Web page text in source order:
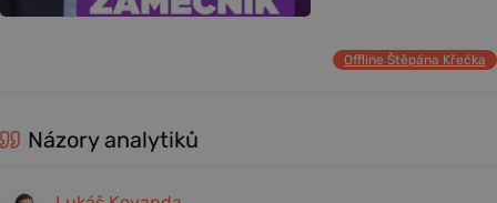
Offline Štěpána Křečka
Názory analytiků